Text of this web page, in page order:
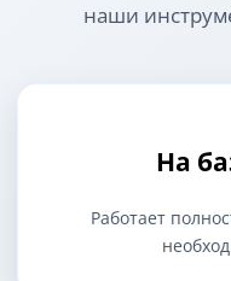
наши
На
Работает